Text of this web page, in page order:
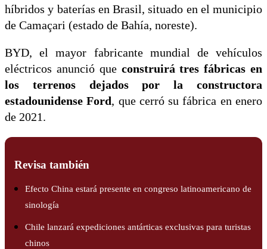
híbridos y baterías en Brasil, situado en el municipio
de Camaçari (estado de Bahía, noreste).
BYD, el mayor fabricante mundial de vehículos
eléctricos anunció que construirá tres fábricas en
los terrenos dejados por la constructora
estadounidense Ford, que cerró su fábrica en enero
de 2021.
Revisa también
Efecto China estará presente en congreso latinoamericano de
sinología
Chile lanzará expediciones antárticas exclusivas para turistas
chinos